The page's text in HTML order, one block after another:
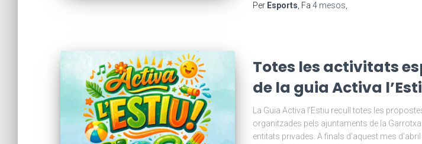
Per Esports , Fa 4 mesos
Totes les activitats
de la guia Activa
La Guia Activa l’Estiu recull totes les
organitzades pels ajuntaments de la
entitats privades. A finals d’aquest mes